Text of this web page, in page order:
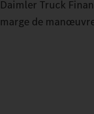
Daimler Truck
marge de